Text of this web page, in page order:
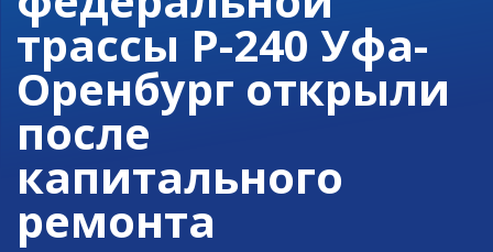
трассы Р-240 Уфа-
Оренбург открыли
после
капитального
ремонта